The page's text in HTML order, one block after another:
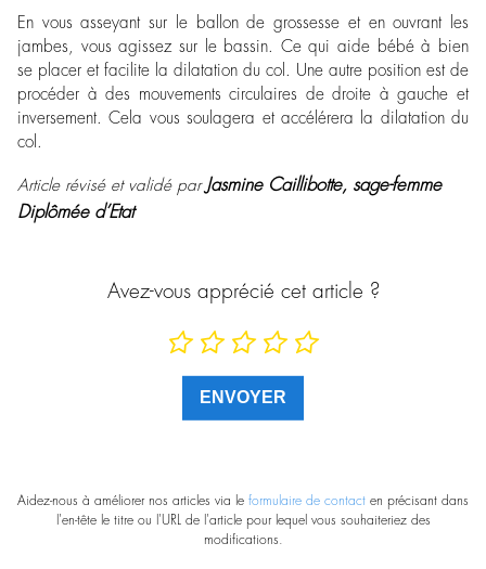
En vous asseyant sur le ballon de grossesse et en ouvrant les
jambes, vous agissez sur le bassin. Ce qui aide bébé à bien
se placer et facilite la dilatation du col. Une autre position est de
procéder à des mouvements circulaires de droite à gauche et
inversement. Cela vous soulagera et accélérera la dilatation du
col.
Article révisé et validé par Jasmine Caillibotte, sage-femme
Diplômée d’Etat
Avez-vous apprécié cet article ?
Aidez-nous à améliorer nos articles via le formulaire de contact en précisant dans
l'en-tête le titre ou l'URL de l'article pour lequel vous souhaiteriez des
modifications.